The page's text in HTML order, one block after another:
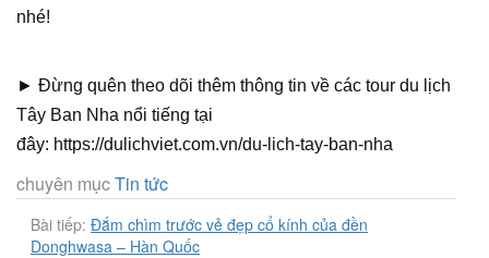
nhé!
► Đừng quên theo dõi thêm thông tin về các tour du lịch
Tây Ban Nha nổi tiếng tại
đây: https://dulichviet.com.vn/du-lich-tay-ban-nha
chuyên mụcTin tức
Bài tiếp: Đắm chìm trước vẻ đẹp cổ kính của đền
Donghwasa – Hàn Quốc